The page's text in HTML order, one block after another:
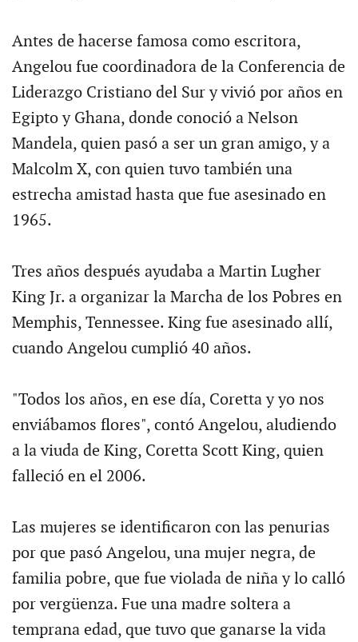
Antes de hacerse famosa como escritora,
Angelou fue coordinadora de la Conferencia de
Liderazgo Cristiano del Sur y vivió por años en
Egipto y Ghana, donde conoció a Nelson
Mandela, quien pasó a ser un gran amigo, y a
Malcolm X, con quien tuvo también una
estrecha amistad hasta que fue asesinado en
1965.
Tres años después ayudaba a Martin Lugher
King Jr. a organizar la Marcha de los Pobres en
Memphis, Tennessee. King fue asesinado allí,
cuando Angelou cumplió 40 años.
"Todos los años, en ese día, Coretta y yo nos
enviábamos flores", contó Angelou, aludiendo
a la viuda de King, Coretta Scott King, quien
falleció en el 2006.
Las mujeres se identificaron con las penurias
por que pasó Angelou, una mujer negra, de
familia pobre, que fue violada de niña y lo calló
por vergüenza. Fue una madre soltera a
temprana edad, que tuvo que ganarse la vida